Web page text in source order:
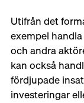
Utifrån det
exempel
och andra
kan också
fördjupade
investeringar